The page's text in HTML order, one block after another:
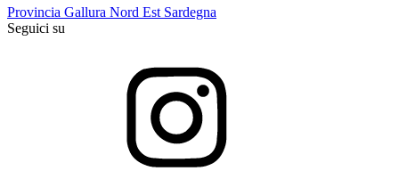
Provincia Gallura Nord Est Sardegna
Seguici su